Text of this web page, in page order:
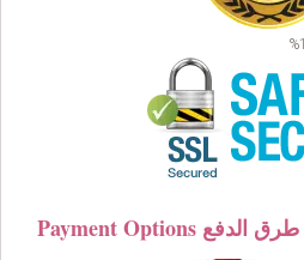
Payment Options طرق الدفع